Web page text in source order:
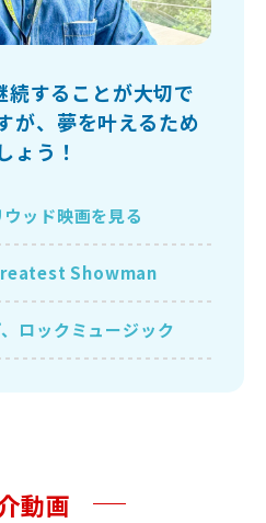
続することが大切で
が、夢を叶えるため
ょう！
ッド映画を見る
Showman
ロックミュージック
動画